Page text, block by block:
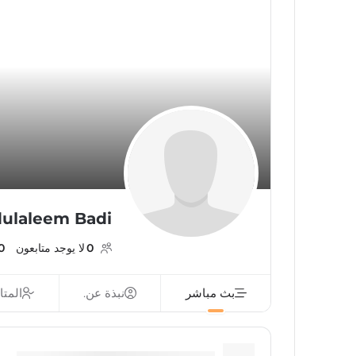
Badi
لا يوجد متابعون
بث مباشر نبذة عن.